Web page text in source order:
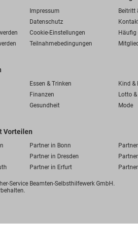
Impressum
Datenschutz
Cookie-Einstellungen
Teilnahmebedingungen
Beitritt
Häufig
Essen & Trinken Kind &
Finanzen Lotto
Gesundheit Mode
Vorteilen
Partner in Bonn
Partner in Dresden
Partner in Erfurt
Service Beamten-Selbsthilfewerk GmbH.